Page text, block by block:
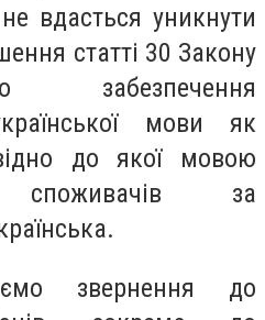
вдасться уникнути
статті 30 Закону
забезпечення
мови як
до якої мовою
споживачів за
звернення до